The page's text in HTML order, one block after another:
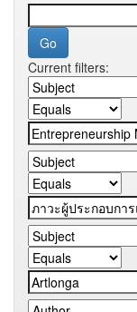
Current filters: